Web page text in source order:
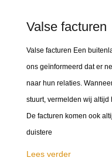
Valse facturen
Valse facturen Een
ons geïnformeerd dat er
naar hun relaties.
stuurt, vermelden wij
De facturen komen ook
duistere
Lees verder